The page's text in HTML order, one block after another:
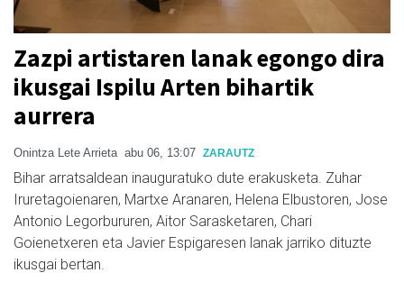
Zazpi artistaren lanak egongo dira
ikusgai Ispilu Arten bihartik
aurrera
Onintza Lete Arrieta abu 06, 13:07 ZARAUTZ
Bihar arratsaldean inauguratuko dute erakusketa. Zuhar
Iruretagoienaren, Martxe Aranaren, Helena Elbustoren, Jose
Antonio Legorbururen, Aitor Sarasketaren, Chari
Goienetxeren eta Javier Espigaresen lanak jarriko dituzte
ikusgai bertan.